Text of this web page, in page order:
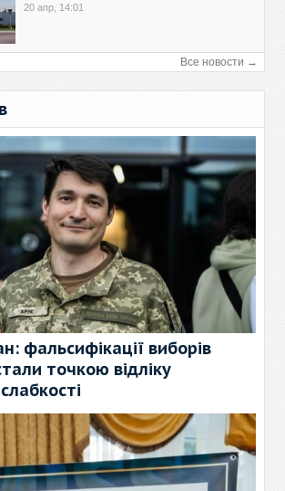
20 апр, 14:01
Все новости →
фальсифікації виборів
точкою відліку